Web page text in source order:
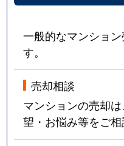
一般的なマンショ
す。
売却相談
マンションの売却
望・お悩み等をご相